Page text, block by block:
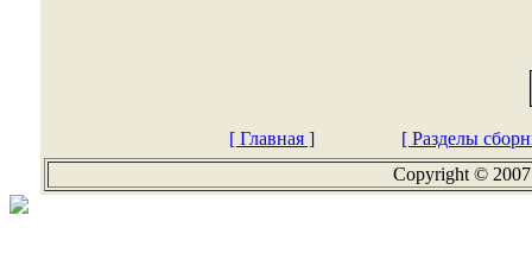
[ Главная ]
[ Разделы
Copyright ©